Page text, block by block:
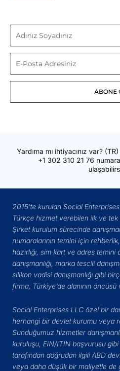
Adınız
Soyadınız
E-
Posta
ABONE
Yardıma mı ihtiyacınız var? (TR)
+1 302 310 21 76
2015’te kurulan Social
Türkçe hizmet verebilen ilk ve tek
Şirket kurulum sürecinde
numaralarının temini için
hazırlığı, sim kart ve adres temini
danışmanlığı, marka tescili
silikon vadisi danışmanlığı gibi
firma, Türkiye’de alanının öncüsü
Social Enterprises LLC özel bir
herhangi bir devlet kurumu veya
Sunduğumuz hizmetler
kuruluşu, EIN/ITIN başvurusu gibi
tarafından doğrudan ilgili ABD
veya daha düşük bir maliyetle de